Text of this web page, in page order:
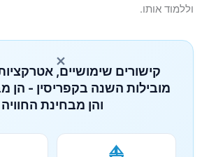
וללמוד אותו.
×
קישורים שימושיים, אטרקציות
מובילות השנה בקפריסין - הן
והן מבחינת החוויה